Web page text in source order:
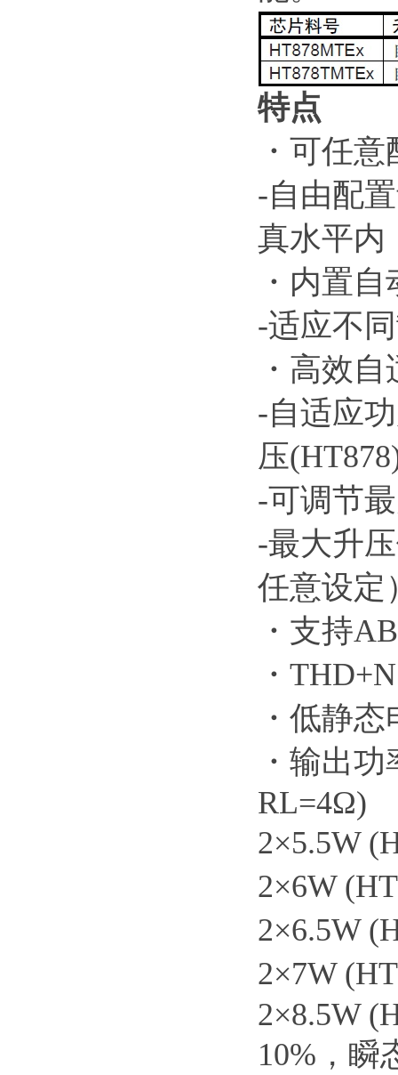
特点
・可任
-自由配
真水平内
・内置
-适应不
・高效
-自适应
压
-可调节
-最大升
任意设定
・支持
・
・低静
・输出
RL=4Ω)
2×5.5W
2×6W
2×6.5W
2×7W
2×8.5W
10%，瞬